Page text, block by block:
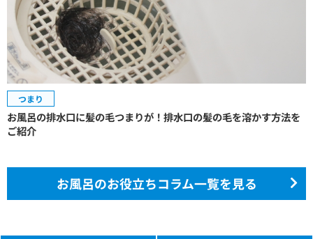
つまり
お風呂の排水口に髪の毛つまりが！排水口の髪の毛を溶かす方法を
ご紹介
お風呂のお役立ちコラム一覧を見る